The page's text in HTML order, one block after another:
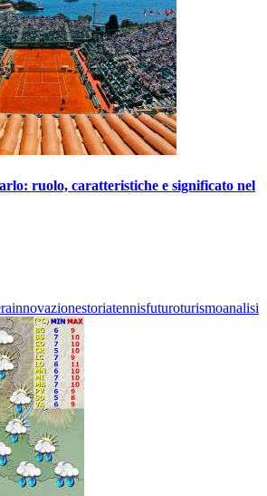
ruolo, caratteristiche e significato nel
innovazionestoriatennisfuturoturismoanalisi